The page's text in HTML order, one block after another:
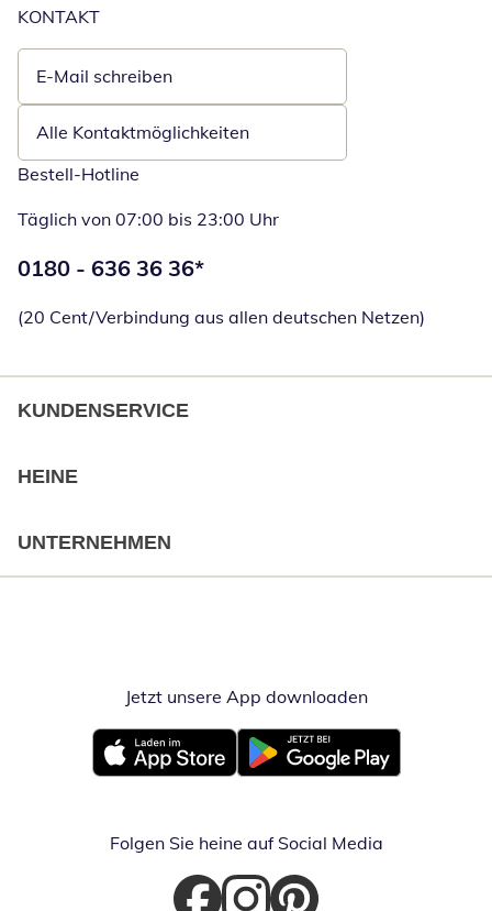
KONTAKT
E-Mail schreiben
Öffnet E-Mail-Client
Alle Kontaktmöglichkeiten
Bestell-Hotline
Täglich von 07:00 bis 23:00 Uhr
Telefonnummer:
0180 - 636 36 36*
(20 Cent/Verbindung aus allen deutschen Netzen)
KUNDENSERVICE
HEINE
UNTERNEHMEN
Jetzt unsere App downloadenÖffnet in
Öffnet in neuem FensterÖffnet in neuem Fenster
Folgen Sie heine auf Social Media